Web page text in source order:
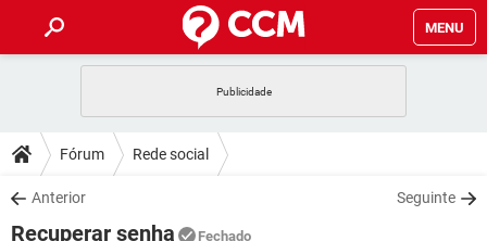
MENU
CELULAR
OUTLOOK
INSTAGRAM
DICAS
JOGOS
DOWNLOADS
JOGOS
Fórum Rede social
Anterior Seguinte
Recuperar senha Fechado